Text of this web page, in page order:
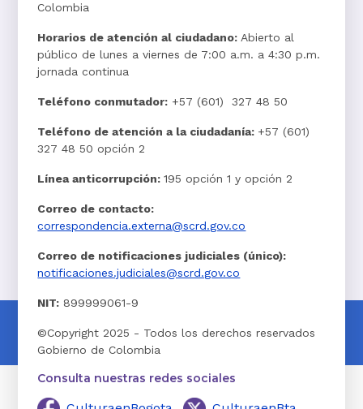
Colombia
Horarios de atención al ciudadano:Abierto al
público de lunes a viernes de 7:00 a.m. a 4:30 p.m.
jornada continua
Teléfono conmutador: +57 (601) 327 48 50
Teléfono de atención a la ciudadanía: +57 (601)
327 48 50 opción 2
Línea anticorrupción:195 opción 1 y opción 2
Correo de contacto:
correspondencia.externa@scrd.gov.co
Correo de notificaciones judiciales (único):
notificaciones.judiciales@scrd.gov.co
NIT: 899999061-9
©Copyright 2025 - Todos los derechos reservados
Gobierno de Colombia
Consulta nuestras redes sociales